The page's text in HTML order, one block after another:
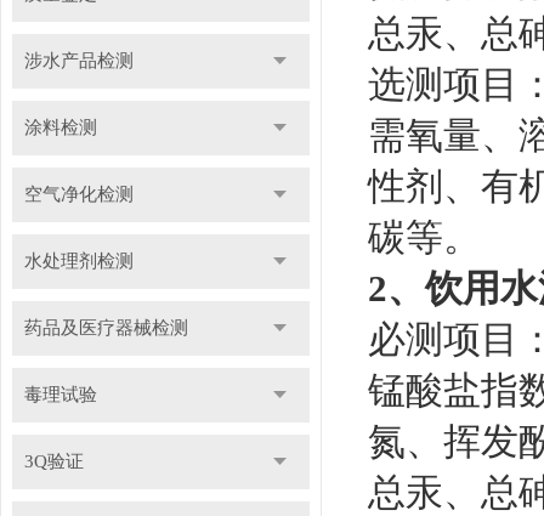
涉水产品检测
涂料检测
空气净化检测
水处理剂检测
药品及医疗器械检测
毒理试验
3Q验证
总汞、总
选测项目
需氧量、
性剂、有
碳等。
2、饮用
必测项目
锰酸盐指
氮、挥发
总汞、总